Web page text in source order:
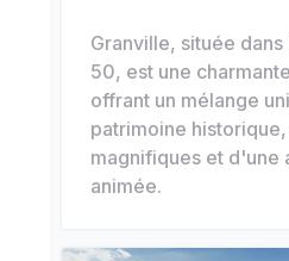
Granville, située
50, est une
offrant un mélange
patrimoine
magnifiques et d'une
animée.